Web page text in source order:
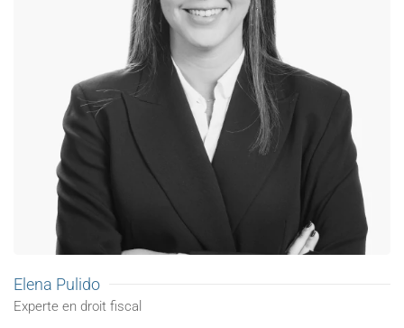
Elena Pulido
Experte en droit fiscal